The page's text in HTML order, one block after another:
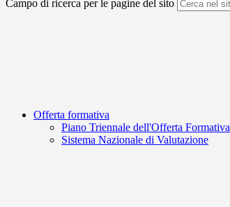
Campo di ricerca per le pagine del sito
Offerta formativa
Piano Triennale dell'Offerta Formativa
Sistema Nazionale di Valutazione